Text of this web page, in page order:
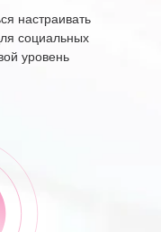
настраивать
социальных
уровень